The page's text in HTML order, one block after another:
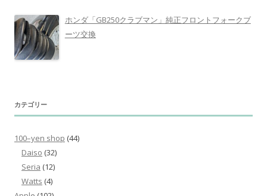
ホンダ「GB250クラブマン」純正フロントフォークブ
ーツ交換
カテゴリー
100–yen shop (44)
Daiso (32)
Seria (12)
Watts (4)